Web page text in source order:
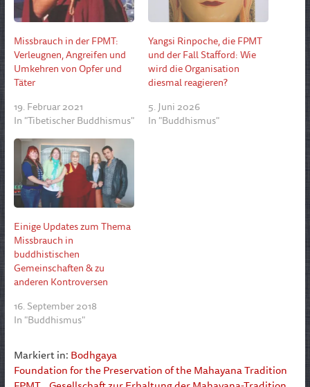
Missbrauch in der FPMT:
Verleugnen, Angreifen und
Umkehren von Opfer und
Täter
19. Februar 2021
In "Tibetischer Buddhismus"
Yangsi Rinpoche, die FPMT
und der Fall Stafford: Wie
wird die Organisation
diesmal reagieren?
5. Juni 2026
In "Buddhismus"
Einige Updates zum Thema
Missbrauch in
buddhistischen
Gemeinschaften & zu
anderen Kontroversen
16. September 2018
In "Buddhismus"
Markiert in: Bodhgaya
Foundation for the Preservation of the Mahayana Tradition